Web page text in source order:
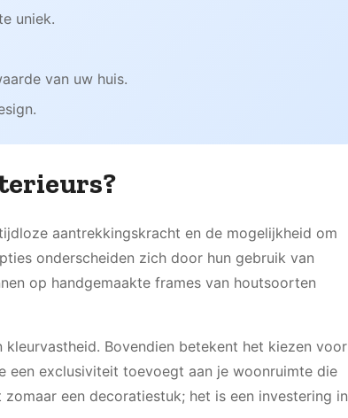
uniek.
van uw huis.
aantrekkingskracht en de mogelijkheid om
onderscheiden zich door hun gebruik van
op handgemaakte frames van houtsoorten
Bovendien betekent het kiezen voor
een exclusiviteit toevoegt aan je woonruimte die
een decoratiestuk; het is een investering in